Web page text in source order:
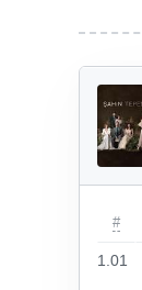
#
1.01